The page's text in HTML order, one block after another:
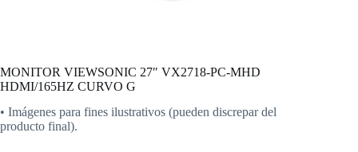
MONITOR VIEWSONIC 27″ VX2718-PC-MHD
HDMI/165HZ CURVO G
• Imágenes para fines ilustrativos (pueden discrepar del
producto final).